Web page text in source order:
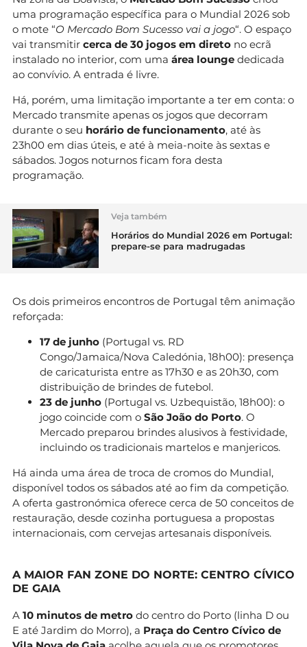
uma programação específica para o Mundial 2026 sob
o mote “O Mercado Bom Sucesso vai a jogo“. O espaço
vai transmitir cerca de 30 jogos em direto no ecrã
instalado no interior, com uma área lounge dedicada
ao convívio. A entrada é livre.
Há, porém, uma limitação importante a ter em conta: o
Mercado transmite apenas os jogos que decorram
durante o seu horário de funcionamento, até às
23h00 em dias úteis, e até à meia-noite às sextas e
sábados. Jogos noturnos ficam fora desta
programação.
Veja também
Horários do Mundial 2026 em Portugal:
prepare-se para madrugadas
Os dois primeiros encontros de Portugal têm animação
reforçada:
17 de junho (Portugal vs. RD
Congo/Jamaica/Nova Caledónia, 18h00): presença
de caricaturista entre as 17h30 e as 20h30, com
distribuição de brindes de futebol.
23 de junho (Portugal vs. Uzbequistão, 18h00): o
jogo coincide com o São João do Porto. O
Mercado preparou brindes alusivos à festividade,
incluindo os tradicionais martelos e manjericos.
Há ainda uma área de troca de cromos do Mundial,
disponível todos os sábados até ao fim da competição.
A oferta gastronómica oferece cerca de 50 conceitos de
restauração, desde cozinha portuguesa a propostas
internacionais, com cervejas artesanais disponíveis.
A MAIOR FAN ZONE DO NORTE: CENTRO CÍVICO
DE GAIA
A 10 minutos de metro do centro do Porto (linha D ou
E até Jardim do Morro), a Praça do Centro Cívico de